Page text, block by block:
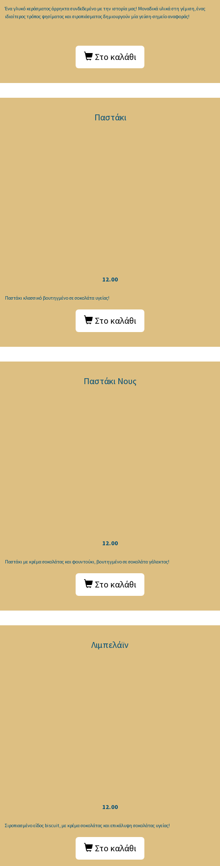
Ένα γλυκό κεράσματος άρρηκτα συνδεδεμένο με την ιστορία μας! Μοναδικά υλικά στη γέμιση, ένας
ιδιαίτερος τρόπος ψησίματος και σιροπιάσματος δημιουργούν μία γεύση-σημείο αναφοράς!
Στο καλάθι
Παστάκι
12.00
Παστάκι κλασσικό βουτηγμένο σε σοκολάτα υγείας!
Στο καλάθι
Παστάκι Νους
12.00
Παστάκι με κρέμα σοκολάτας και φουντούκι, βουτηγμένο σε σοκολάτα γάλακτος!
Στο καλάθι
Λιμπελάϊν
12.00
Σιροπιασμένο είδος biscuit, με κρέμα σοκολάτας και επικάλυψη σοκολάτας υγείας!
Στο καλάθι